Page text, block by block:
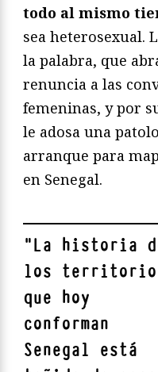
todo al mismo
sea heterosexual.
la palabra, que
renuncia a las
femeninas, y por
le adosa una
arranque para
en Senegal.
"La historia
los
que hoy
conforman
Senegal está